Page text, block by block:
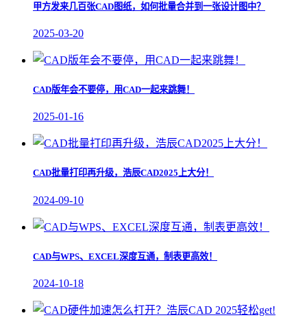
甲方发来几百张CAD图纸，如何批量合并到一张设计图中？
2025-03-20
CAD版年会不要停，用CAD一起来跳舞！
2025-01-16
CAD批量打印再升级，浩辰CAD2025上大分！
2024-09-10
CAD与WPS、EXCEL深度互通，制表更高效！
2024-10-18